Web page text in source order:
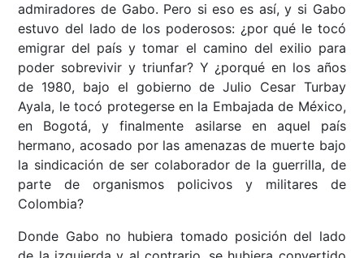
admiradores de Gabo. Pero si eso es así, y si Gabo
estuvo del lado de los poderosos: ¿por qué le tocó
emigrar del país y tomar el camino del exilio para
poder sobrevivir y triunfar? Y ¿porqué en los años
de 1980, bajo el gobierno de Julio Cesar Turbay
Ayala, le tocó protegerse en la Embajada de México,
en Bogotá, y finalmente asilarse en aquel país
hermano, acosado por las amenazas de muerte bajo
la sindicación de ser colaborador de la guerrilla, de
parte de organismos policivos y militares de
Colombia?
Donde Gabo no hubiera tomado posición del lado